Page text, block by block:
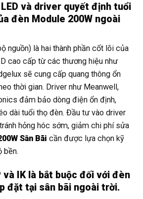
và driver quyết định tuổi
đèn Module 200W ngoài
nguồn) là hai thành phần cốt lõi của
cao cấp từ các thương hiệu như
sẽ cung cấp quang thông ổn
thời gian. Driver như Meanwell,
đảm bảo dòng điện ổn định,
dài tuổi thọ đèn. Đầu tư vào driver
hỏng hóc sớm, giảm chi phí sửa
Sân Bãi cần được lựa chọn kỹ
bền.
và IK là bắt buộc đối với đèn
đặt tại sân bãi ngoài trời.